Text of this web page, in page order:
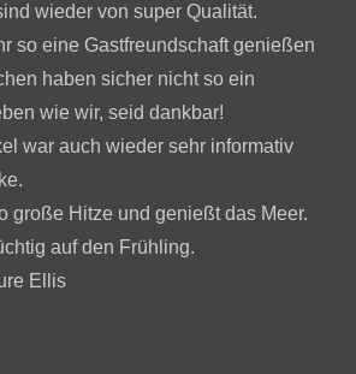
wieder von super Qualität.
so eine Gastfreundschaft genießen
haben sicher nicht so ein
wie wir, seid dankbar!
war auch wieder sehr informativ
große Hitze und genießt das Meer.
auf den Frühling.
Ellis